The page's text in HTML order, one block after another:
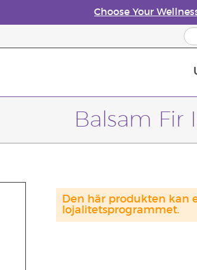
Choose Your
Balsam Fir
Den här produkten kan
lojalitetsprogrammet.